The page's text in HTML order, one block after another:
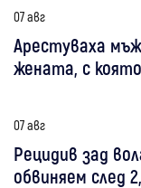
07 авг
Арестуваха
жената, с
07 авг
Рецидив зад
обвиняем след